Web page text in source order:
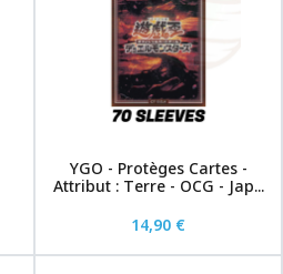
YGO - Protèges Cartes -
Attribut : Terre - OCG - Jap...
14,90 €